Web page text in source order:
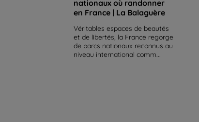
nationaux où randonner
en France | La Balaguère
Véritables espaces de beautés
et de libertés, la France regorge
de parcs nationaux reconnus au
niveau international comm...